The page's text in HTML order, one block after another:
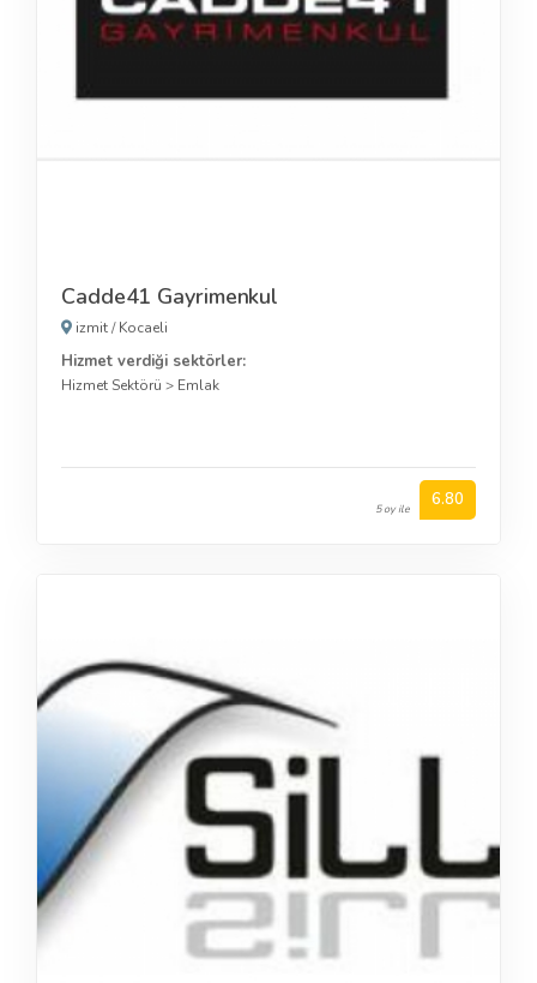
Cadde41 Gayrimenkul
izmit/Kocaeli
Hizmet verdiği sektörler:
Hizmet Sektörü > Emlak
5 oy ile 6.80